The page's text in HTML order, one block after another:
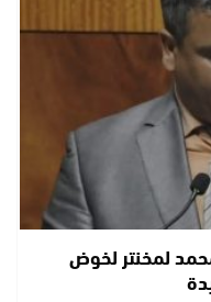
لمخنتر لخوض